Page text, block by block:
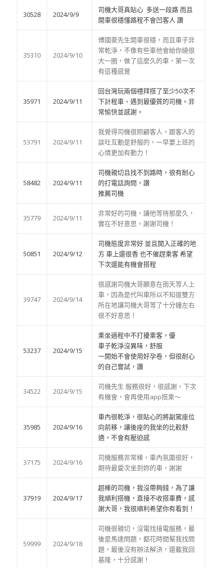
30528 2024/9/9
司機大哥真貼心 多送一段路 而且
開車很穩懂路程不會凹客人 讚
35310 2024/9/10
傅國豪先生開車很穩，而且車子非
常乾淨，不像有些車他會給你繞很
大一圈，做了這麼久的車，第一次
有這種感覺
35971 2024/9/11
回台灣玩兩個禮拜搭了至少50次不
下計程車、遇到最優質的司機。非
常愉快並感謝。
53791 2024/9/11
我覺得司機很照顧客人，跟客人的
談吐互動是舒服的，一早要上班的
心情更加有動力！
58482 2024/9/11
司機親切且找不到路時，很有耐心
的打電話詢問，讚
推薦司機
35779 2024/9/11
非常好的司機，讓他等待那麼久，
實在不好意思，謝謝司機！
50851 2024/9/12
司機態度非常好 並且開入正確的地
方 車上還很香 也不催趕乘客 希望
下次還能有機會搭程
39747 2024/9/14
很感謝司機大哥願意在雨天等人上
車，因為是代叫車所以不知道雙方
所在地讓司機大哥等了十分鐘左右
很不好意思！
53237 2024/9/15
乘坐過程中不打擾乘客，優
車子乾淨沒異味，舒服
一開始不會使用好孕卷，但很耐心
的自己嘗試，讚
34522 2024/9/15
司機先生 服務很好，很感謝，下次
有機會，會再使用app搭乘～
35985 2024/9/16
車內很乾淨，很貼心的將副駕座位
向前移，讓後座的我坐的比較舒
適，不會有壓迫感
37175 2024/9/16
司機服務非常棒，車內氛圍很好，
期待最愛次坐到妳的車，謝謝
37919 2024/9/17
超棒的司機，我沒帶夠錢，為了讓
我順利搭機，直接不收搭車費，感
謝大哥，我很順利希望你有看到！
59999 2024/9/18
司機很親切，沒電找接電服務，最
後是馬達問題，都花時間幫我找問
題，最後沒有辦法解決，還載我回
基隆，十分感謝！